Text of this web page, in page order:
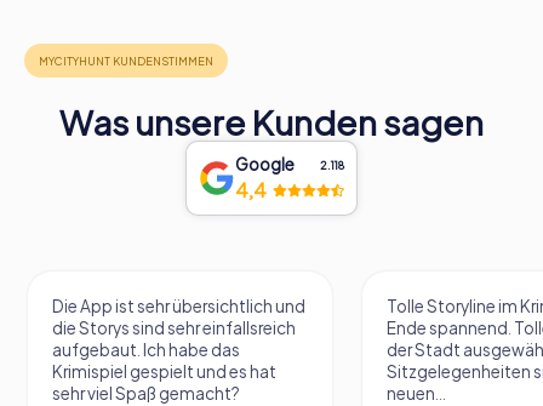
Was unsere Kunden sagen
Google 2.118
4,4
Die App ist sehr übersichtlich und
die Storys sind sehr einfallsreich
aufgebaut. Ich habe das
Krimispiel gespielt und es hat
sehr viel Spaß gemacht?
Tolle Storyline im
Ende spannend.
der Stadt
Sitzgelegenheiten
neuen...